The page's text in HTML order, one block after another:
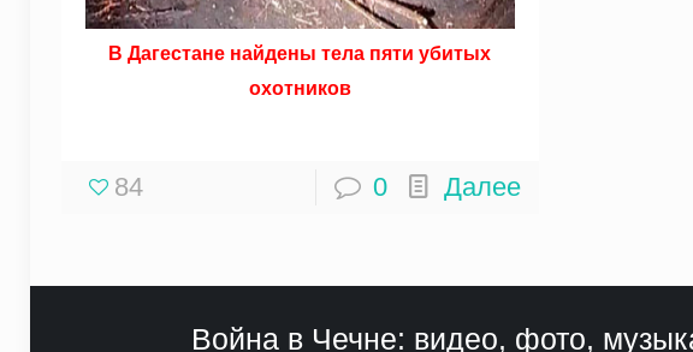
В Дагестане найдены тела пяти убитых
охотников
84 0 Далее
Война в Чечне: видео, фото,